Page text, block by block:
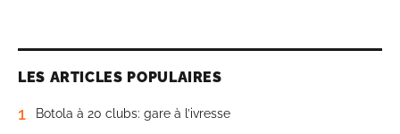
LES ARTICLES POPULAIRES
1 Botola à 20 clubs: gare à l’ivresse